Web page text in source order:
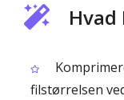
Hvad
filstørrelsen